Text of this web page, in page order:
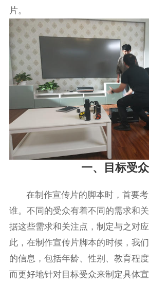
片。
一、目标受众
在制作宣传片的脚本时，首要
谁。不同的受众有着不同的需求和
据这些需求和关注点，制定与之对
此，在制作宣传片脚本的时候，我
的信息，包括年龄、性别、教育程
而更好地针对目标受众来制定具体